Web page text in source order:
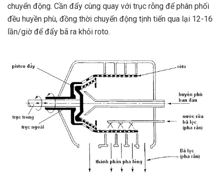
chuyển động. Cần đẩy cùng quay với trục rỗng để phân phối
đều huyền phù, đồng thời chuyển động tịnh tiến qua lại 12-16
lần/giờ để đẩy bã ra khỏi roto.